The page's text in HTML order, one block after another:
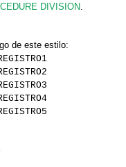
DIVISION.
de este estilo: